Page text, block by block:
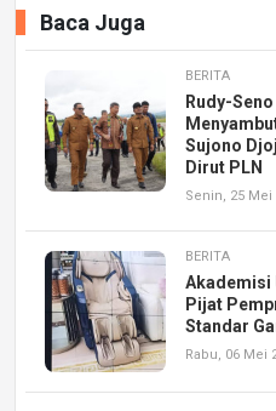
Baca Juga
BERITA
Rudy-
Sujono
Dirut PLN
Senin, 25 Mei
BERITA
Akademisi
Pijat
Standar
Rabu, 06 Mei